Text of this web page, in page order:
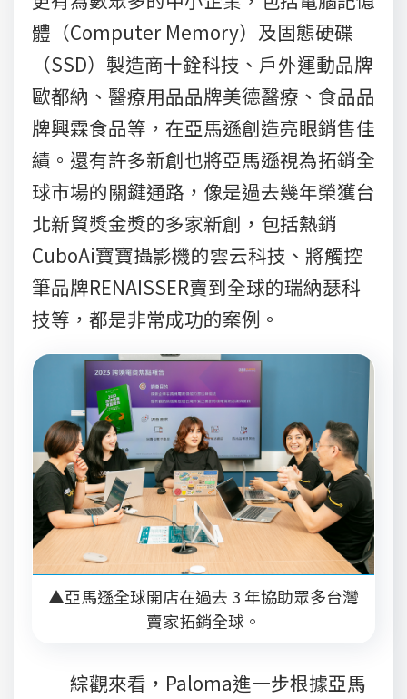
體（Computer Memory）及固態硬碟
（SSD）製造商十銓科技、戶外運動品牌
歐都納、醫療用品品牌美德醫療、食品品
牌興霖食品等，在亞馬遜創造亮眼銷售佳
績。還有許多新創也將亞馬遜視為拓銷全
球市場的關鍵通路，像是過去幾年榮獲台
北新貿獎金獎的多家新創，包括熱銷
CuboAi寶寶攝影機的雲云科技、將觸控
筆品牌RENAISSER賣到全球的瑞納瑟科
技等，都是非常成功的案例。
▲亞馬遜全球開店在過去 3 年協助眾多台灣
賣家拓銷全球。
綜觀來看，Paloma進一步根據亞馬